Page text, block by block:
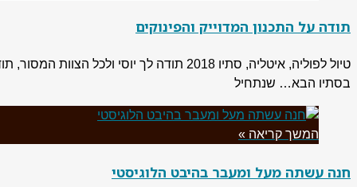
תודה על התכנון המדוייק והפינוקים
טיול לפוליה, איטליה, סתיו 2018 תודה
בסתיו הבא… שנתחיל
המשך קריאה »
חנה עשתה מעל ומעבר בהיבט הלוגיסטי